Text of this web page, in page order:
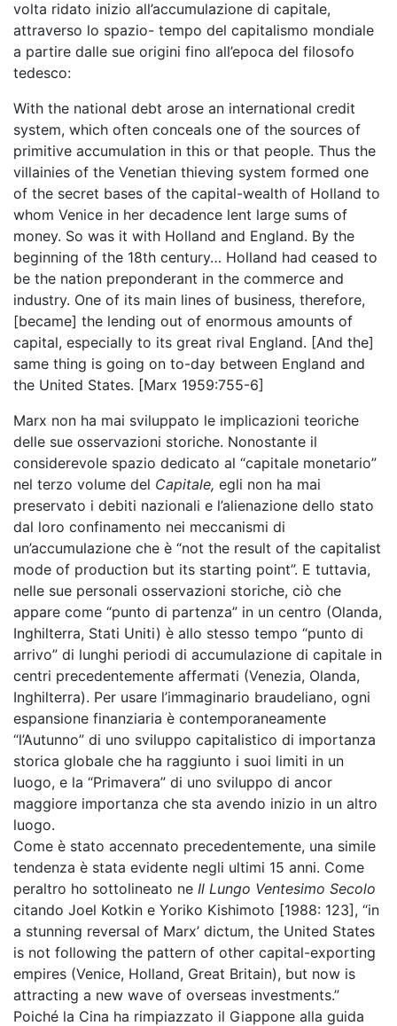
volta ridato inizio all’accumulazione di capitale,
attraverso lo spazio- tempo del capitalismo mondiale
a partire dalle sue origini fino all’epoca del filosofo
tedesco:
With the national debt arose an international credit
system, which often conceals one of the sources of
primitive accumulation in this or that people. Thus the
villainies of the Venetian thieving system formed one
of the secret bases of the capital-wealth of Holland to
whom Venice in her decadence lent large sums of
money. So was it with Holland and England. By the
beginning of the 18th century… Holland had ceased to
be the nation preponderant in the commerce and
industry. One of its main lines of business, therefore,
[became] the lending out of enormous amounts of
capital, especially to its great rival England. [And the]
same thing is going on to-day between England and
the United States. [Marx 1959:755-6]
Marx non ha mai sviluppato le implicazioni teoriche
delle sue osservazioni storiche. Nonostante il
considerevole spazio dedicato al “capitale monetario”
nel terzo volume del Capitale, egli non ha mai
preservato i debiti nazionali e l’alienazione dello stato
dal loro confinamento nei meccanismi di
un’accumulazione che è “not the result of the capitalist
mode of production but its starting point”. E tuttavia,
nelle sue personali osservazioni storiche, ciò che
appare come “punto di partenza” in un centro (Olanda,
Inghilterra, Stati Uniti) è allo stesso tempo “punto di
arrivo” di lunghi periodi di accumulazione di capitale in
centri precedentemente affermati (Venezia, Olanda,
Inghilterra). Per usare l’immaginario braudeliano, ogni
espansione finanziaria è contemporaneamente
“l’Autunno” di uno sviluppo capitalistico di importanza
storica globale che ha raggiunto i suoi limiti in un
luogo, e la “Primavera” di uno sviluppo di ancor
maggiore importanza che sta avendo inizio in un altro
luogo.
Come è stato accennato precedentemente, una simile
tendenza è stata evidente negli ultimi 15 anni. Come
peraltro ho sottolineato ne Il Lungo Ventesimo Secolo
citando Joel Kotkin e Yoriko Kishimoto [1988: 123], “in
a stunning reversal of Marx’ dictum, the United States
is not following the pattern of other capital-exporting
empires (Venice, Holland, Great Britain), but now is
attracting a new wave of overseas investments.”
Poiché la Cina ha rimpiazzato il Giappone alla guida